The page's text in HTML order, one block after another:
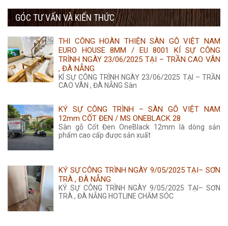
350.000 ₫.
là:
tại
285.000 ₫.
GÓC TƯ VẤN VÀ KIẾN THỨC
THI CÔNG HOÀN THIỆN SÀN GỖ VIỆT NAM
EURO HOUSE 8MM / EU 8001 KÍ SỰ CÔNG
TRÌNH NGÀY 23/06/2025 TẠI – TRẦN CAO VÂN
, ĐÀ NẴNG
KÍ SỰ CÔNG TRÌNH NGÀY 23/06/2025 TẠI – TRẦN
CAO VÂN , ĐÀ NẴNG Sàn
KÝ SỰ CÔNG TRÌNH – SÀN GỖ VIỆT NAM
12mm CỐT ĐEN / MS ONEBLACK 28
Sàn gỗ Cốt Đen OneBlack 12mm là dòng sản
phẩm cao cấp được sản xuất
KÝ SỰ CÔNG TRÌNH NGÀY 9/05/2025 TẠI– SƠN
TRÀ , ĐÀ NẴNG
KÝ SỰ CÔNG TRÌNH NGÀY 9/05/2025 TẠI– SƠN
TRÀ , ĐÀ NẴNG HOTLINE CHĂM SÓC